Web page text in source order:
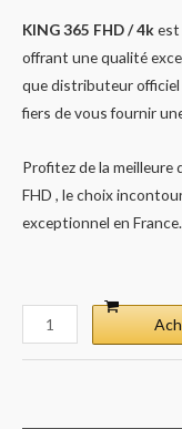
KING 365 FHD / 4kest
offrant une qualité
que distributeur officiel
fiers de vous fournir
Profitez de la meilleure
FHD , le choix
exceptionnel en France.